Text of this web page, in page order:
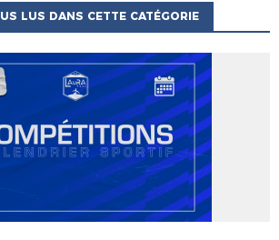
LUS DANS CETTE CATÉGORIE